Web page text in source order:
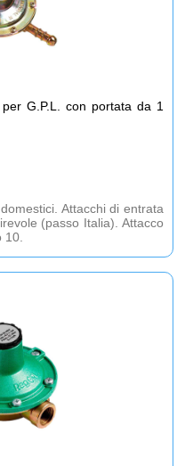
G.P.L. con portata da 1
Attacchi di entrata
(passo Italia). Attacco
10.